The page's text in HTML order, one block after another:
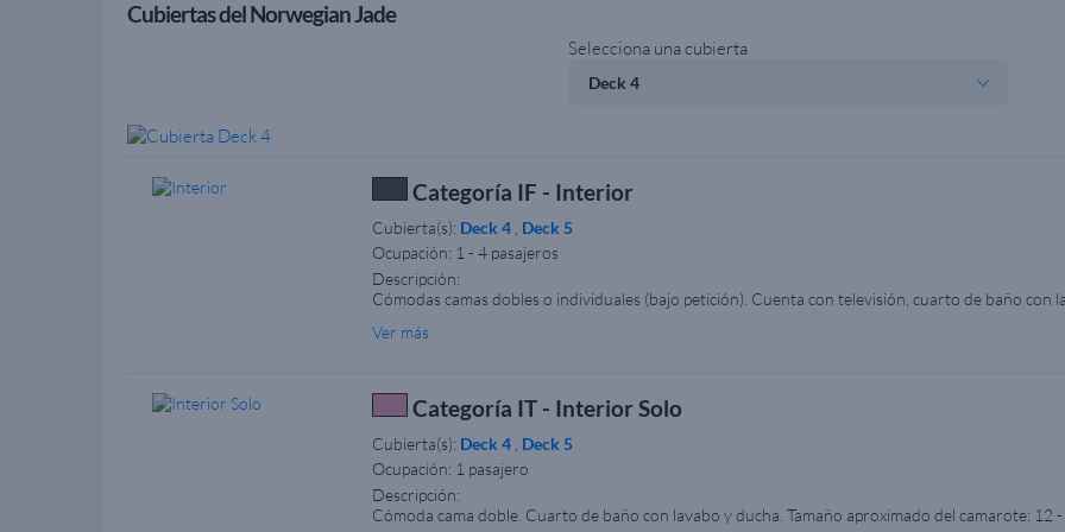
Cubiertas del Norwegian Jade
Selecciona una cubierta
Categoría IF - Interior
Cubierta(s): Deck 4 Deck 5
Ocupación: 1 - 4 pasajeros
Descripción:
Cómodas camas dobles o individuales (bajo petición). Cuenta con televisión, cuarto de baño con
ruedas. Comprueba la disponibilidad al seleccionar la categoría. Se requiere documentación
Ver más
Categoría IT - Interior Solo
Cubierta(s): Deck 4 Deck 5
Ocupación: 1 pasajero
Descripción:
Cómoda cama doble. Cuarto de baño con lavabo y ducha. Tamaño aproximado del camarote: 12